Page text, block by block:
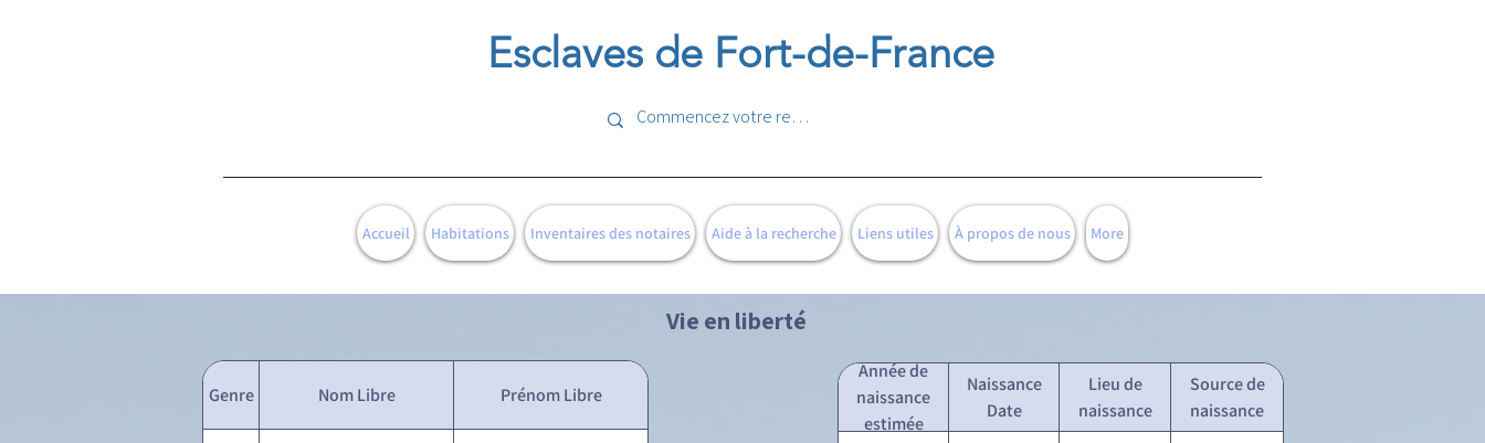
Esclaves de Fort-de-France
Accueil Habitations Inventaires des notaires Aide à la recherche Liens utiles À propos de nous More
Vie en liberté
Genre Nom Libre Prénom Libre
Année de
naissance
estimée
Naissance
Date
Lieu de
naissance
Source de
naissance